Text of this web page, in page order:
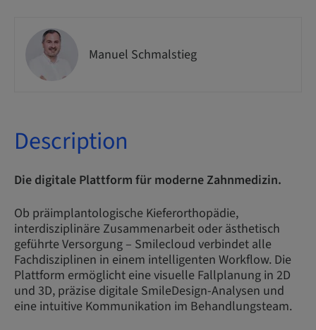
Manuel Schmalstieg
Description
Die digitale Plattform für moderne Zahnmedizin.
Ob präimplantologische Kieferorthopädie,
interdisziplinäre Zusammenarbeit oder ästhetisch
geführte Versorgung – Smilecloud verbindet alle
Fachdisziplinen in einem intelligenten Workflow. Die
Plattform ermöglicht eine visuelle Fallplanung in 2D
und 3D, präzise digitale SmileDesign-Analysen und
eine intuitive Kommunikation im Behandlungsteam.